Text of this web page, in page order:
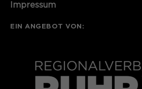
Impressum
EIN ANGEBOT VON: